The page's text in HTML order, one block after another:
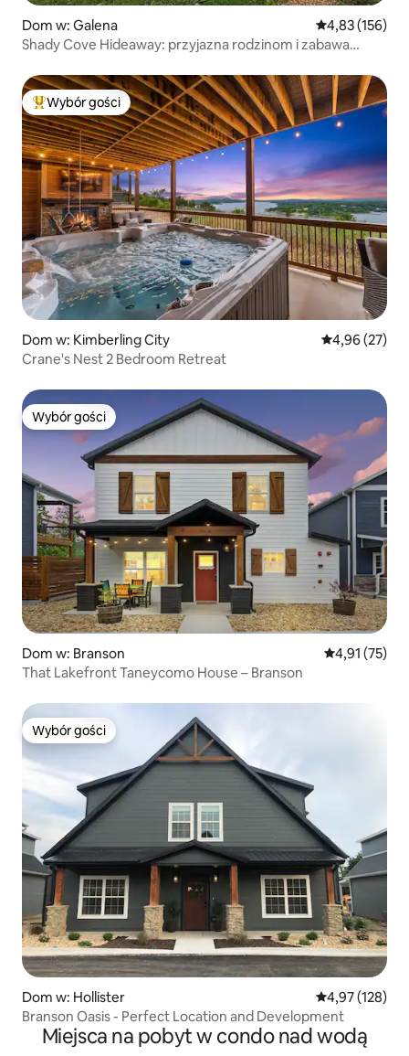
Dom w: Galena Średnia
4,83 (156)
Shady Cove Hideaway: przyjazna rodzinom i zabawa
Najpopularniejsze z kategorii Wybór gości
Wybór gości
Dom w: Kimberling City Średnia
4,96 (27)
Crane's Nest 2 Bedroom Retreat
Wybór gości
Wybór gości
Dom w: Branson Średnia
4,91 (75)
That Lakefront Taneycomo House – Branson
Wybór gości
Wybór gości
Dom w: Hollister Średnia
4,97 (128)
Branson Oasis - Perfect Location and Development
Miejsca na pobyt w condo nad wodą